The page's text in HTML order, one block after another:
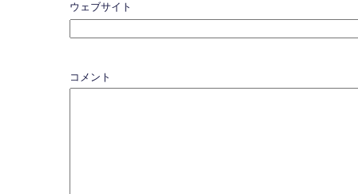
ウェブサイト
コメント